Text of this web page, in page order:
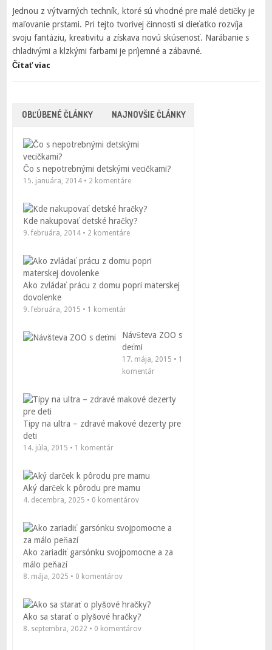
Jednou z výtvarných techník, ktoré sú vhodné pre malé detičky je
maľovanie prstami. Pri tejto tvorivej činnosti si dieťatko rozvíja
svoju fantáziu, kreativitu a získava novú skúsenosť. Narábanie s
chladivými a klzkými farbami je príjemné a zábavné.
Čítať viac
OBĽÚBENÉ ČLÁNKY NAJNOVŠIE ČLÁNKY
Čo s nepotrebnými detskými vecičkami?
15. januára, 2014 • 2 komentáre
Kde nakupovať detské hračky?
9. februára, 2014 • 2 komentáre
Ako zvládať prácu z domu popri materskej
dovolenke
9. februára, 2015 • 1 komentár
Návšteva ZOO s
deťmi
17. mája, 2015 • 1
komentár
Tipy na ultra – zdravé makové dezerty pre
deti
14. júla, 2015 • 1 komentár
Aký darček k pôrodu pre mamu
4. decembra, 2025 • 0 komentárov
Ako zariadiť garsónku svojpomocne a za
málo peňazí
8. mája, 2025 • 0 komentárov
Ako sa starať o plyšové hračky?
8. septembra, 2022 • 0 komentárov